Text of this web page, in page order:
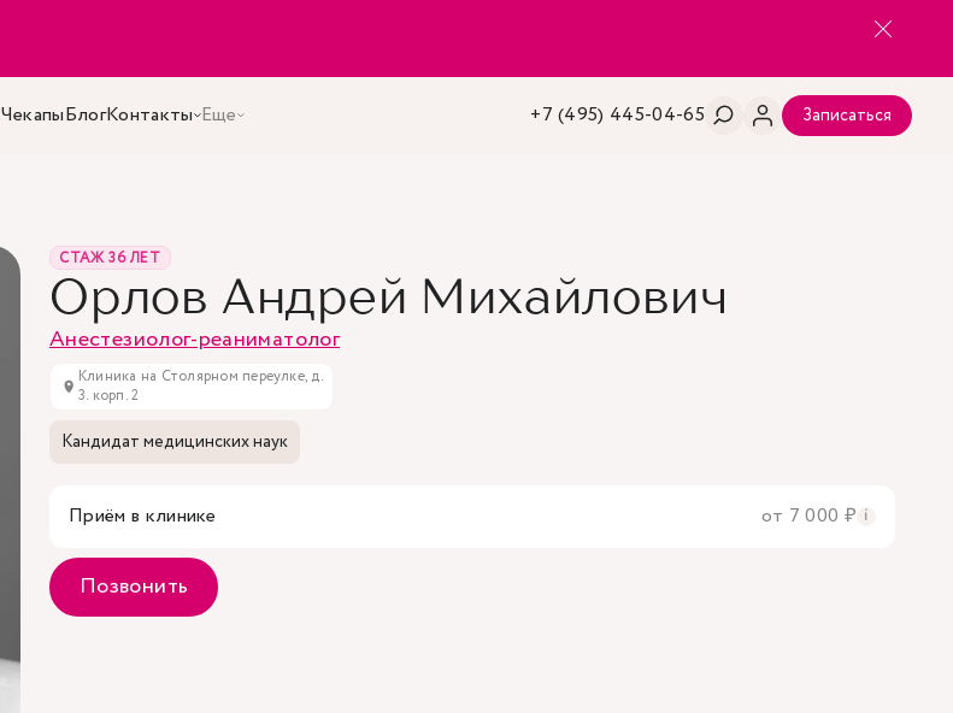
ЧекапыБлогКонтакты Еще +7 (495) 445-04-65 Записаться
СТАЖ 36 ЛЕТ
Орлов Андрей Михайлович
Анестезиолог-реаниматолог
Клиника на Столярном переулке, д.
3. корп. 2
Кандидат медицинских наук
Приём в клинике от 7 000 ₽ i
Позвонить